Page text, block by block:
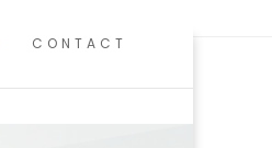
CONTACT